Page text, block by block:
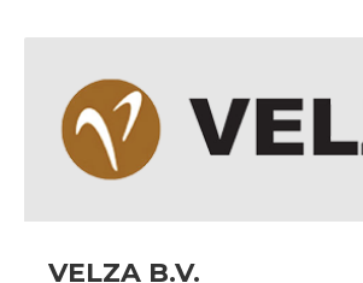
VELZA B.V.